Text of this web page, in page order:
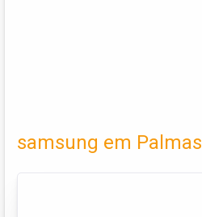
samsung em Palmas